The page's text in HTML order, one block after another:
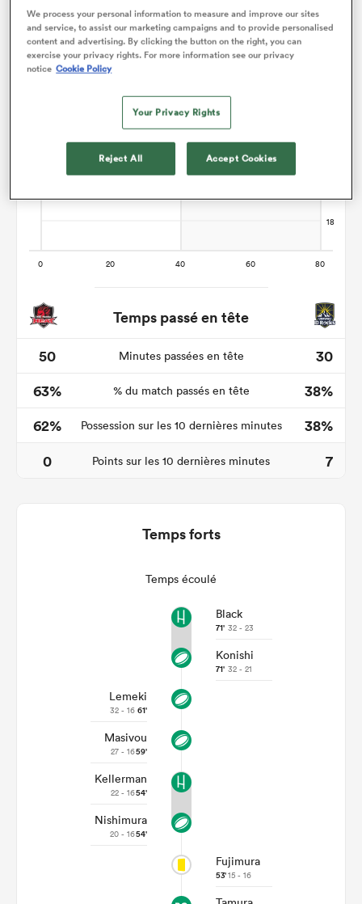
Temps passé en tête
50
Minutes passées en tête
30
63%
% du match passés en tête
38%
62%
Possession sur les 10 dernières minutes
38%
0
Points sur les 10 dernières minutes 7
Temps forts
Temps écoulé
Black
71' 32 - 23
Konishi
71' 32 - 21
Lemeki
32 - 16 61'
Masivou
27 - 1659'
Kellerman
22 - 1654'
Nishimura
20 - 1654'
Fujimura
53'15 - 16
We process your personal information to measure and improve our sites
and service, to assist our marketing campaigns and to provide personalised
content and advertising. By clicking the button on the right, you can
exercise your privacy rights. For more information see our privacy
notice Cookie Policy
Your Privacy Rights
Reject All Accept Cookies